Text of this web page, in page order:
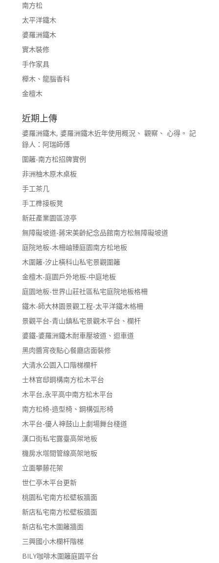
南方松
太平洋鐵木
婆羅洲鐵木
實木裝修
手作家具
櫸木、龍腦香科
金檀木
近期上傳
婆羅洲鐵木, 婆羅洲鐵木近年使用概況、 觀察、 心得。 記
錄人：阿瑞師傅
圍籬-南方松招牌實例
非洲柚木原木桌板
手工茶几
手工榫接板凳
新莊產業園區涼亭
無障礙坡道-蔣宋美齡紀念品館南方松無障礙坡道
庭院地板-木柵岫臻庭園南方松地板
木圍籬-汐止橫科山私宅景觀圍籬
金檀木-庭園戶外地板-中庭地板
庭園地板-世界山莊社區私宅庭院地板格柵
鐵木-師大林園景觀工程-太平洋鐵木格柵
景觀平台-青山鎮私宅景觀木平台、欄杆
婆鐵-婆羅洲鐵木耐車壓坡道、迴車道
黑肉醬宵夜點心餐廳店面裝修
大清水公園入口階梯欄杆
士林官邸鋼構南方松木平台
木平台,永平高中南方松木平台
南方松椅-造型椅、鋼構弧形椅
木平台-優人神鼓山上劇場舞台棧道
漢口街私宅露臺高架地板
機房水塔間管線高架地板
立面攀藤花架
世仁亭木平台更新
桃園私宅南方松壁板牆面
新店私宅南方松壁板牆面
新店私宅木圍籬牆面
三興國小木欄杆階梯
BILY咖啡木圍籬庭園平台